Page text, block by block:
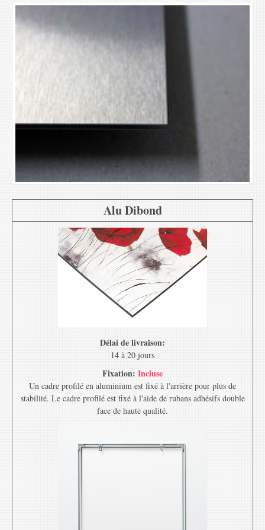
Alu Dibond
Délai de livraison:
14 à 20 jours
Fixation: Incluse
Un cadre profilé en aluminium est fixé à l'arrière pour plus de
stabilité. Le cadre profilé est fixé à l'aide de rubans adhésifs double
face de haute qualité.